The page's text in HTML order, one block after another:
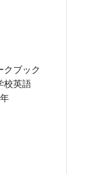
クブック
校英語